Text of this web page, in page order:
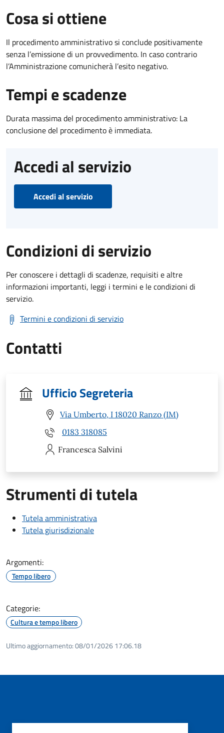
Cosa si ottiene
Il procedimento amministrativo si conclude positivamente
senza l’emissione di un provvedimento. In caso contrario
l’Amministrazione comunicherà l’esito negativo.
Tempi e scadenze
Durata massima del procedimento amministrativo: La
conclusione del procedimento è immediata.
Accedi al servizio
Accedi al servizio
Condizioni di servizio
Per conoscere i dettagli di scadenze, requisiti e altre
informazioni importanti, leggi i termini e le condizioni di
servizio.
Termini e condizioni di servizio
Contatti
Ufficio Segreteria
Via Umberto, I 18020 Ranzo (IM)
0183 318085
Francesca Salvini
Strumenti di tutela
Tutela amministrativa
Tutela giurisdizionale
Argomenti:
Tempo libero
Categorie:
Cultura e tempo libero
Ultimo aggiornamento:08/01/2026 17:06.18